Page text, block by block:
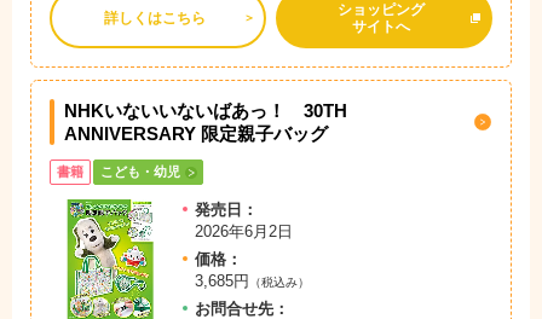
詳しくはこちら
ショッピング
サイトへ
NHKいないいないばあっ！ 30TH
ANNIVERSARY 限定親子バッグ
書籍 こども・幼児
発売日：
2026年6月2日
価格：
3,685円
（税込み）
お問合せ先：